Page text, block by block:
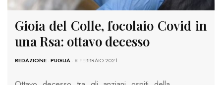
Gioia del Colle, focolaio Covid in
una Rsa: ottavo decesso
REDAZIONE-PUGLIA- 8 FEBBRAIO 2021